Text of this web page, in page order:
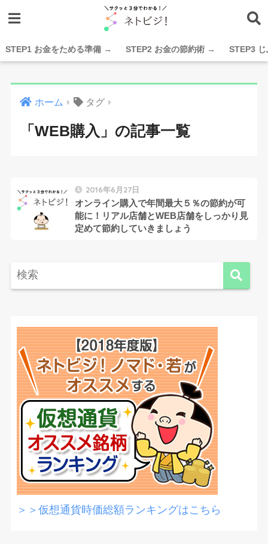
STEP1 お金をためる準備 → STEP2 お金の節約術 → STEP3
ホーム タグ
「WEB購入」の記事一覧
2016年6月27日
オンライン購入で年間最大５％の節約が可
能に！リアル店舗とWEB店舗をしっかり見
定めて節約していきましょう
＞＞仮想通貨時価総額ランキングはこちら